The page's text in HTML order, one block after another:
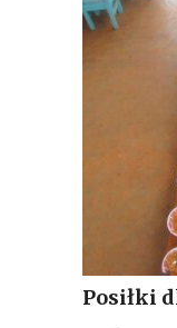
Posiłki